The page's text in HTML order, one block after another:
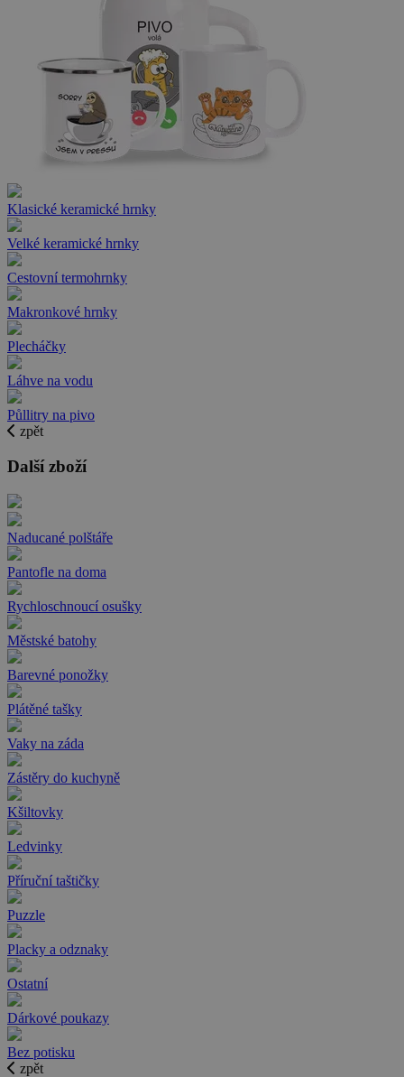
Klasické keramické hrnky
Velké keramické hrnky
Cestovní termohrnky
Makronkové hrnky
Plecháčky
Láhve na vodu
Půllitry na pivo
zpět
Další zboží
Naducané polštáře
Pantofle na doma
Rychloschnoucí osušky
Městské batohy
Barevné ponožky
Plátěné tašky
Vaky na záda
Zástěry do kuchyně
Kšiltovky
Ledvinky
Příruční taštičky
Puzzle
Placky a odznaky
Ostatní
Dárkové poukazy
Bez potisku
zpět